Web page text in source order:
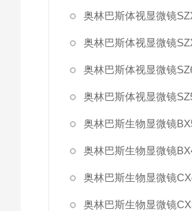
奥林巴斯体视显微镜
奥林巴斯体视显微镜
奥林巴斯体视显微镜
奥林巴斯体视显微镜
奥林巴斯生物显微镜
奥林巴斯生物显微镜
奥林巴斯生物显微镜
奥林巴斯生物显微镜